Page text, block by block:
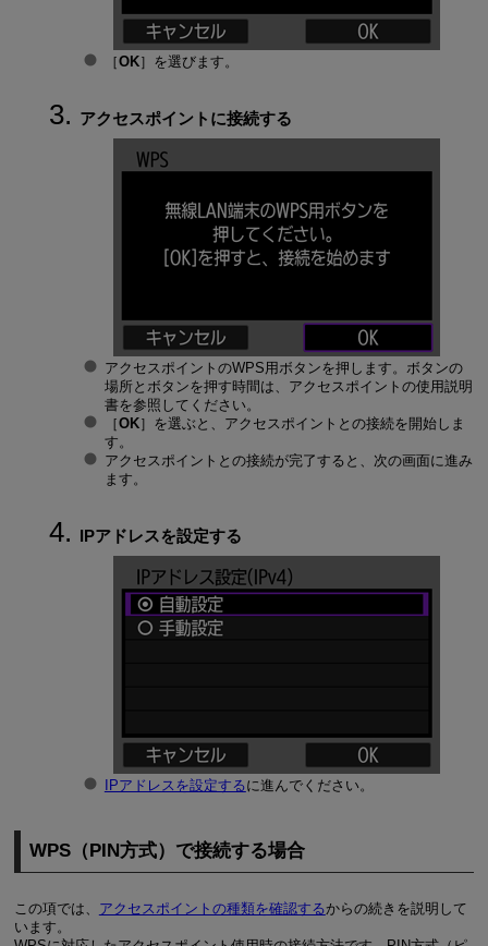
［OK］を選びます。
アクセスポイントに接続する
アクセスポイントのWPS用ボタンを押します。ボタンの
場所とボタンを押す時間は、アクセスポイントの使用説明
書を参照してください。
［OK］を選ぶと、アクセスポイントとの接続を開始しま
す。
アクセスポイントとの接続が完了すると、次の画面に進み
ます。
IPアドレスを設定する
IPアドレスを設定するに進んでください。
WPS（PIN方式）で接続する場合
この項では、 アクセスポイントの種類を確認するからの続きを説明して
います。